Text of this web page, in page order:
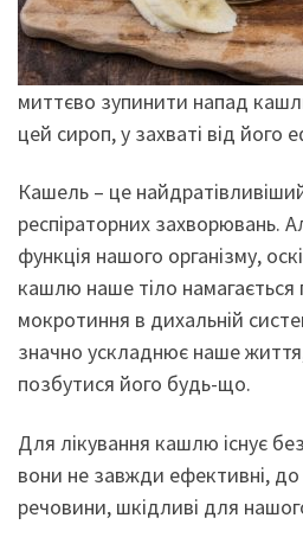
миттєво зупинити напад
цей сироп, у захваті від його
Кашель – це
респіраторних захворювань.
функція нашого організму,
кашлю наше тіло намагається
мокротиння в дихальній
значно ускладнює наше
позбутися його будь-що.
Для лікування кашлю існує
вони не завжди ефективні, до
речовини, шкідливі для